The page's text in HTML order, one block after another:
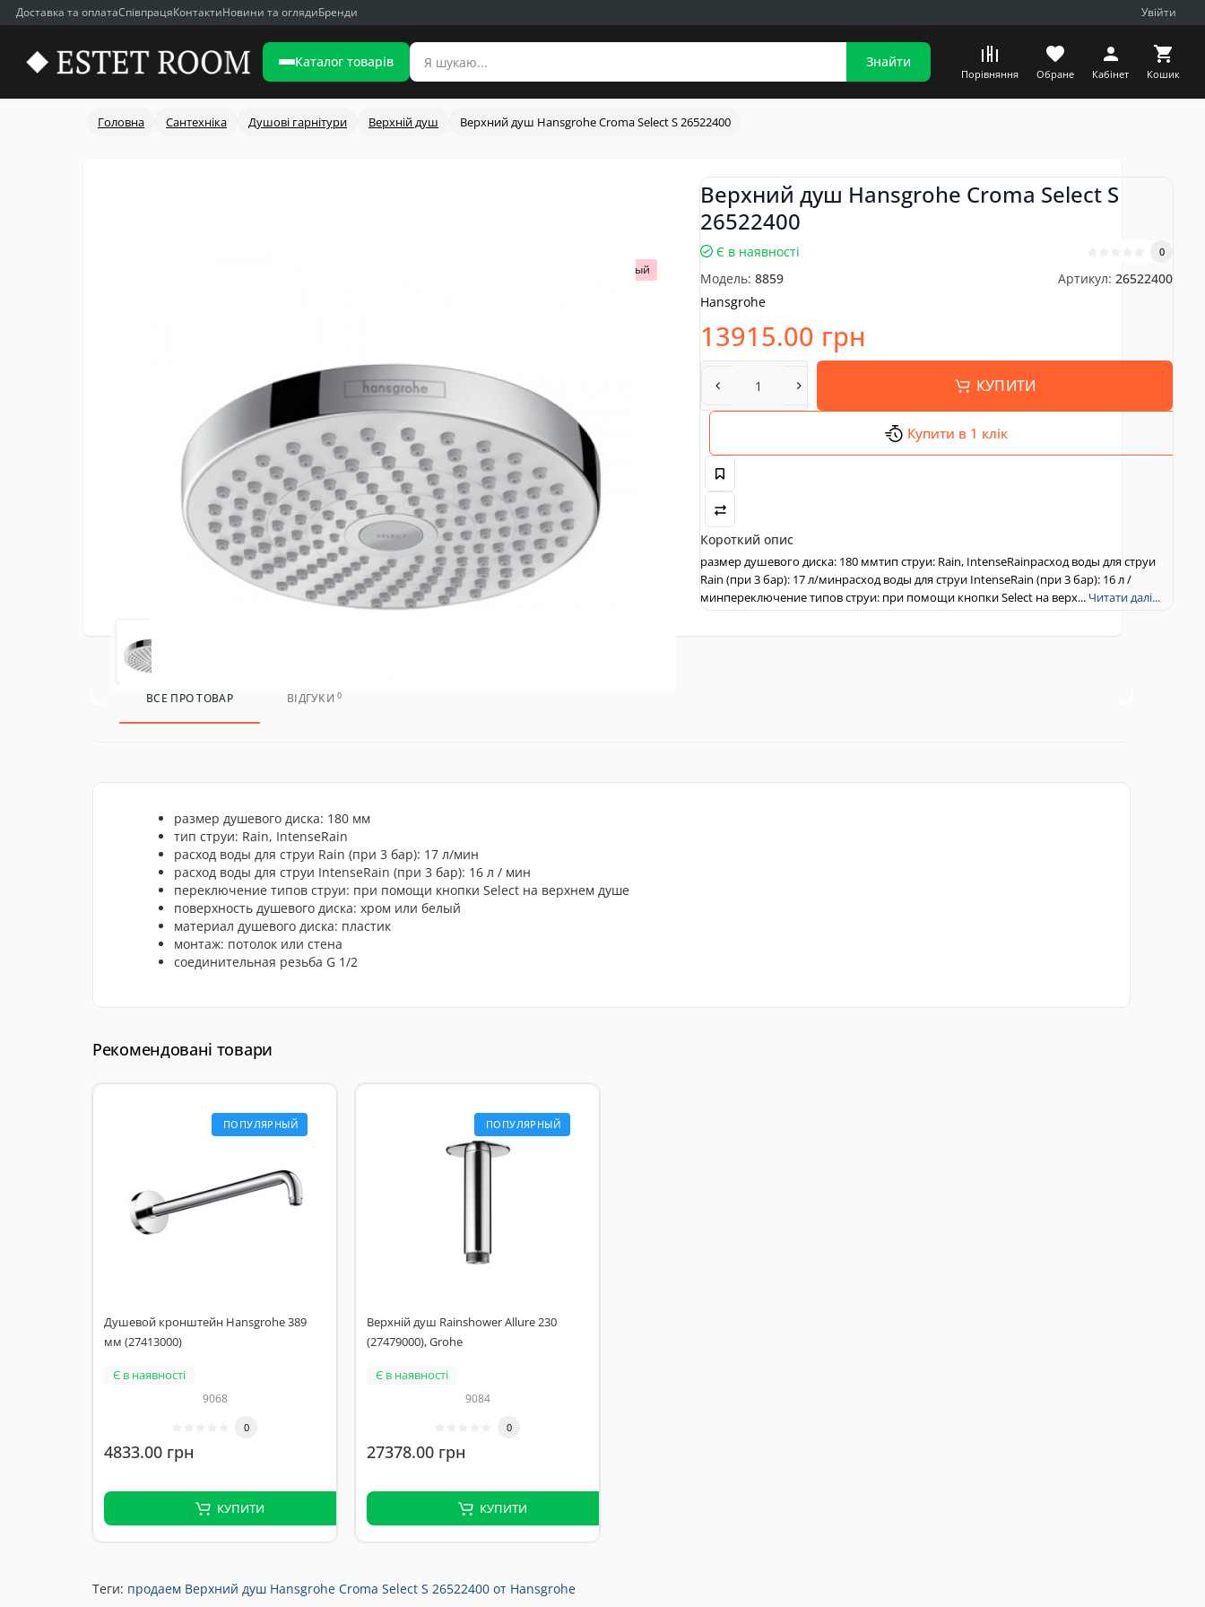
Доставка та оплатаСпівпрацяКонтактиНовини та оглядиБренди Увійти
Каталог товарів Знайти
Порівняння Обране Кабінет Кошик
Головна Сантехніка Душові гарнітури Верхній душ Верхний душ Hansgrohe Croma Select S 26522400
Популярный
Верхний душ Hansgrohe Croma Select S
26522400
Є в наявності 0
Модель: 8859 Артикул: 26522400
Hansgrohe
13915.00 грн
КУПИТИ
Купити в 1 клік
Короткий опис
размер душевого диска: 180 ммтип струи: Rain, IntenseRainрасход воды для струи
Rain (при 3 бар): 17 л/минрасход воды для струи IntenseRain (при 3 бар): 16 л /
минпереключение типов струи: при помощи кнопки Select на верх... Читати далі...
ВСЕ ПРО ТОВАР ВІДГУКИ0
размер душевого диска: 180 мм
тип струи: Rain, IntenseRain
расход воды для струи Rain (при 3 бар): 17 л/мин
расход воды для струи IntenseRain (при 3 бар): 16 л / мин
переключение типов струи: при помощи кнопки Select на верхнем душе
поверхность душевого диска: хром или белый
материал душевого диска: пластик
монтаж: потолок или стена
соединительная резьба G 1/2
Рекомендовані товари
ПОПУЛЯРНЫЙ
Душевой кронштейн Hansgrohe 389
мм (27413000)
Є в наявності
9068
0
4833.00 грн
КУПИТИ
ПОПУЛЯРНЫЙ
Верхній душ Rainshower Allure 230
(27479000), Grohe
Є в наявності
9084
0
27378.00 грн
КУПИТИ
Теги: продаем Верхний душ Hansgrohe Croma Select S 26522400 от Hansgrohe